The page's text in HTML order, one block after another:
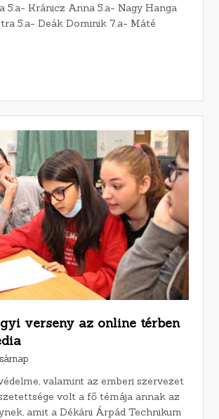
5.a- Kránicz Anna 5.a- Nagy Hanga
5.a- Deák Dominik 7.a- Máté
verseny az online térben
valamint az emberi szervezet
volt a fő témája annak az
amit a Dékáni Árpád Technikum